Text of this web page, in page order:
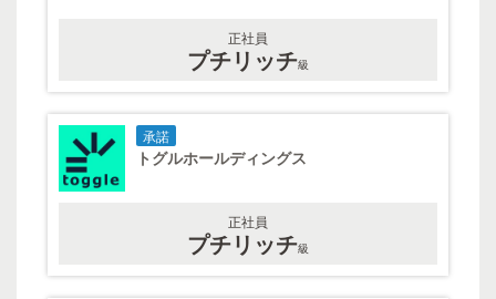
正社員
プチリッチ級
承諾
トグルホールディングス
正社員
プチリッチ級